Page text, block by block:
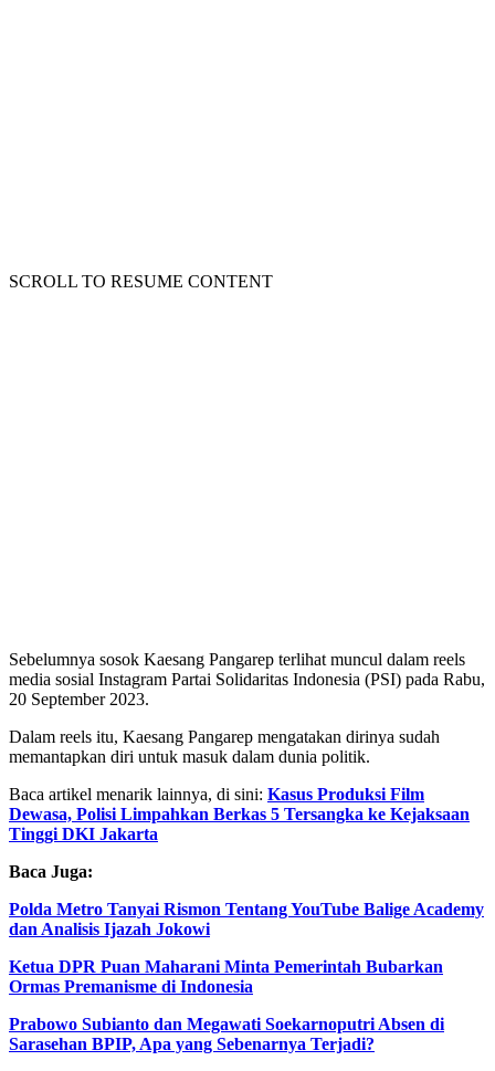
SCROLL TO RESUME CONTENT
Sebelumnya sosok Kaesang Pangarep terlihat muncul dalam reels
media sosial Instagram Partai Solidaritas Indonesia (PSI) pada Rabu,
20 September 2023.
Dalam reels itu, Kaesang Pangarep mengatakan dirinya sudah
memantapkan diri untuk masuk dalam dunia politik.
Baca artikel menarik lainnya, di sini: Kasus Produksi Film
Dewasa, Polisi Limpahkan Berkas 5 Tersangka ke Kejaksaan
Tinggi DKI Jakarta
Baca Juga:
Polda Metro Tanyai Rismon Tentang YouTube Balige Academy
dan Analisis Ijazah Jokowi
Ketua DPR Puan Maharani Minta Pemerintah Bubarkan
Ormas Premanisme di Indonesia
Prabowo Subianto dan Megawati Soekarnoputri Absen di
Sarasehan BPIP, Apa yang Sebenarnya Terjadi?